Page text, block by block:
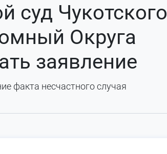
суд Чукотского
Округа
заявление
факта несчастного случая